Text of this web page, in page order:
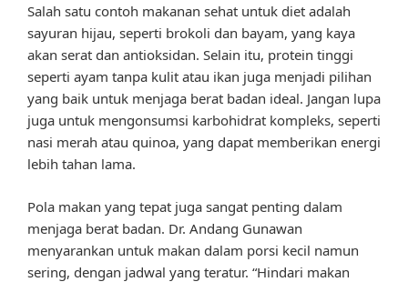
Salah satu contoh makanan sehat untuk diet adalah
sayuran hijau, seperti brokoli dan bayam, yang kaya
akan serat dan antioksidan. Selain itu, protein tinggi
seperti ayam tanpa kulit atau ikan juga menjadi pilihan
yang baik untuk menjaga berat badan ideal. Jangan lupa
juga untuk mengonsumsi karbohidrat kompleks, seperti
nasi merah atau quinoa, yang dapat memberikan energi
lebih tahan lama.
Pola makan yang tepat juga sangat penting dalam
menjaga berat badan. Dr. Andang Gunawan
menyarankan untuk makan dalam porsi kecil namun
sering, dengan jadwal yang teratur. “Hindari makan